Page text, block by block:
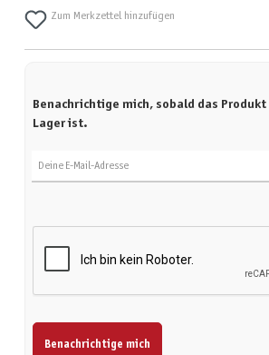
Zum Merkzettel hinzufügen
Benachrichtige mich, sobald das
Lager ist.
Benachrichtige mich